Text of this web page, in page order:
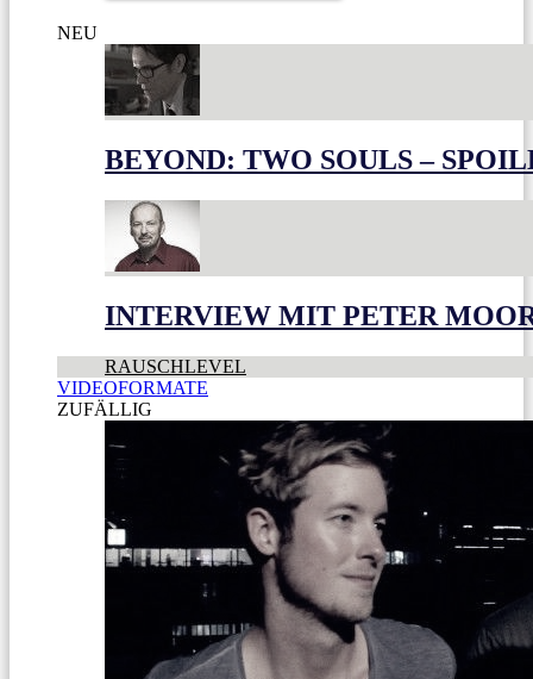
NEU
BEYOND: TWO SOULS –
INTERVIEW MIT PETER
RAUSCHLEVEL
VIDEOFORMATE
ZUFÄLLIG